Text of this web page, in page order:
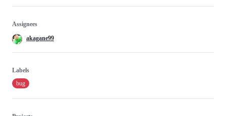
Assignees
akagane99
Labels
bug